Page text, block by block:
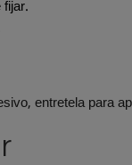
entretela para